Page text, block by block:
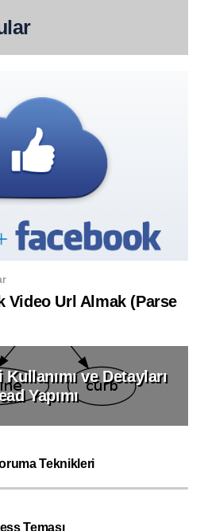
Video Url Almak (Parse
ve Detayları
Yapımı
Teknikleri
Teması